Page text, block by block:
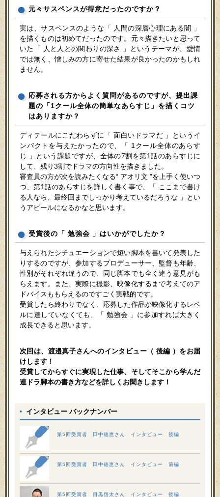
元々サスペンスが得意だったのですか？
実は、サスペンスのような「 人間の深層心理にある闇 」
を描くものは初めてだったのです。元々描きたいと思って
いた「 人と人との関わりの深さ 」というテーマが、愛情
では無く、憎しみの方に寄せた結果が良かったのかもしれ
ません。
応募される方からよく質問があるのですが、提出課
題の「1クール全体の簡単なあらすじ」を描くコツ
はありますか？
ディテールにこだわらずに「 面白いドラマだ 」というイ
ンパクトを与えたかったので、「 1クール全体のあらす
じ 」という課題ですが、全体の7割を第1話のあらすじに
して、残り3割でドラマの方向性を描きました。
審査員の方が次を読みたくなる“ アオリ文 ”を上手く使いつ
つ、第1話のあらすじを詳しく書く事で、「 ここまで書け
る人なら、最終回までしっかり考えているだろうな 」とい
うアピールになるかなと思います。
受賞後の「 勉強会 」はいかがでしたか？
与えられたシチュエーションで短い脚本を書いて発表した
りするのですが、参加するプロデューサー、監督も年齢、
性別がそれぞれ違うので、同じ脚本でも全く違う意見がも
らえます。また、実際に撮影、映像化するまで考えてのア
ドバイスももらえるのですごく実戦的です。
受賞したら終わりでなく、応募した作品が映像化するレベ
ルに達していなくても、「 勉強会 」に参加すれば大きく
成長できると思います。
次回は、渡邉真子さんへのインタビュー（ 後編 ）をお届
けします！
受賞してからすぐに実現した仕事、そしてそこから学んだ
連ドラ脚本の書き方などを詳しくお聞きします！
• インタビュー バックナンバー
第5回受賞者 田中徳恵さん インタビュー 後編
第5回受賞者 田中徳恵さん インタビュー 前編
第5回受賞者 目黒啓太さん インタビュー 後編